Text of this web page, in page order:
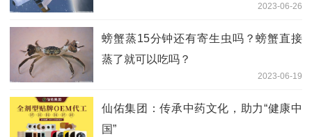
2023-06-26
螃蟹蒸15分钟还有寄生虫吗？螃蟹直接
蒸了就可以吃吗？
2023-06-19
仙佑集团：传承中药文化，助力“健康中
国”